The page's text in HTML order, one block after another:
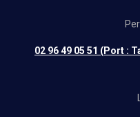
02 96 49 05 51 (Port :